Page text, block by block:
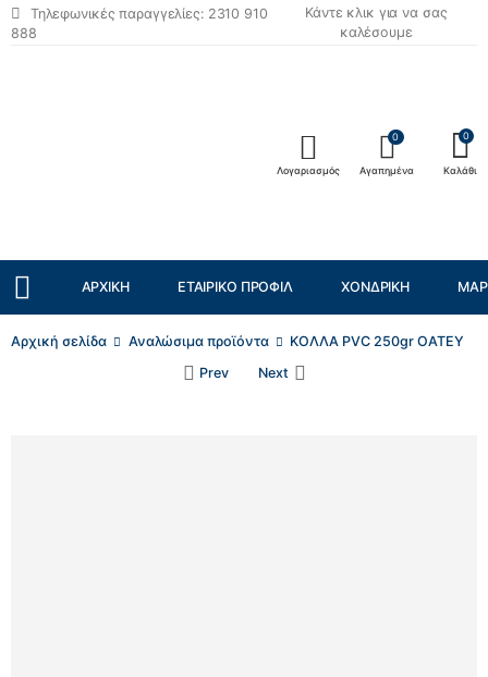
Τηλεφωνικές παραγγελίες: 2310 910
888
Κάντε κλικ για να σας
καλέσουμε
Λογαριασμός
0
Αγαπημένα
0
Καλάθι
ΑΡΧΙΚΉ ΕΤΑΙΡΙΚΌ ΠΡΟΦΊΛ ΧΟΝΔΡΙΚΉ
Αρχική σελίδα Αναλώσιμα προϊόντα
ΚΟΛΛΑ PVC 250gr OATEY
Prev
Next